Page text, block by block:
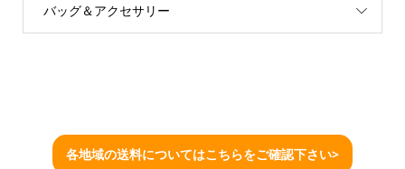
バッグ＆アクセサリー
各地域の送料についてはこちらをご確認下さい>